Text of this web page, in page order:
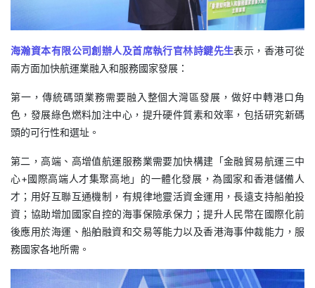
海瀚資本有限公司創辦人及首席執行官林詩鍵先生表示，香港可從
兩方面加快航運業融入和服務國家發展：
第一，傳統碼頭業務需要融入整個大灣區發展，做好中轉港口角
色，發展綠色燃料加注中心，提升硬件質素和效率，包括研究新碼
頭的可行性和選址。
第二，高端、高增值航運服務業需要加快構建「金融貿易航運三中
心+國際高端人才集聚高地」的一體化發展，為國家和香港儲備人
才；用好互聯互通機制，有規律地靈活資金運用，長遠支持船舶投
資；協助增加國家自控的海事保險承保力；提升人民幣在國際化前
後應用於海運、船舶融資和交易等能力以及香港海事仲裁能力，服
務國家各地所需。